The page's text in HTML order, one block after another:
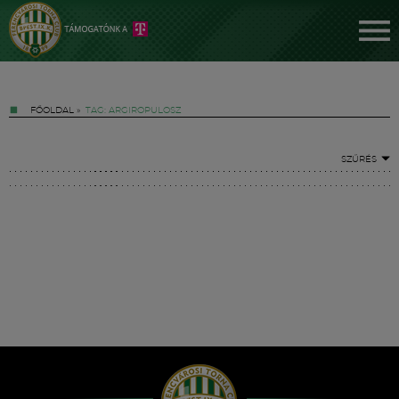
FŐOLDAL » TAG: ARGIROPULOSZ
SZŰRÉS
Hírek